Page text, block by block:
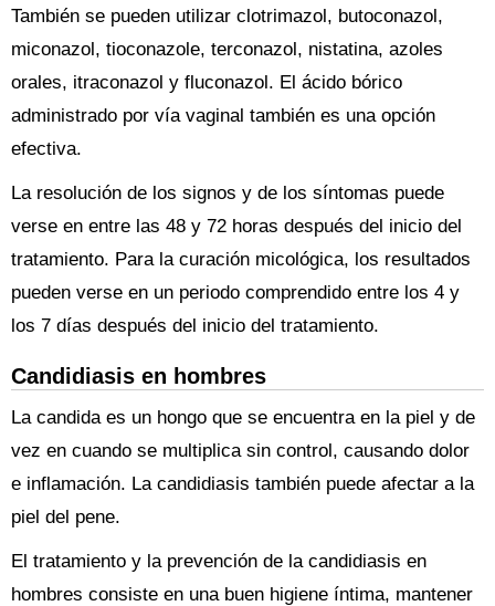
También se pueden utilizar clotrimazol, butoconazol,
miconazol, tioconazole, terconazol, nistatina, azoles
orales, itraconazol y fluconazol. El ácido bórico
administrado por vía vaginal también es una opción
efectiva.
La resolución de los signos y de los síntomas puede
verse en entre las 48 y 72 horas después del inicio del
tratamiento. Para la curación micológica, los resultados
pueden verse en un periodo comprendido entre los 4 y
los 7 días después del inicio del tratamiento.
Candidiasis en hombres
La candida es un hongo que se encuentra en la piel y de
vez en cuando se multiplica sin control, causando dolor
e inflamación. La candidiasis también puede afectar a la
piel del pene.
El tratamiento y la prevención de la candidiasis en
hombres consiste en una buen higiene íntima, mantener